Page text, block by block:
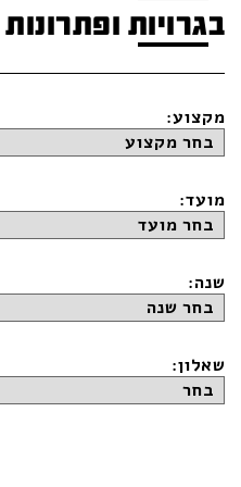
בגרויות ופתרונות
מקצוע:
מועד:
שנה:
שאלון: